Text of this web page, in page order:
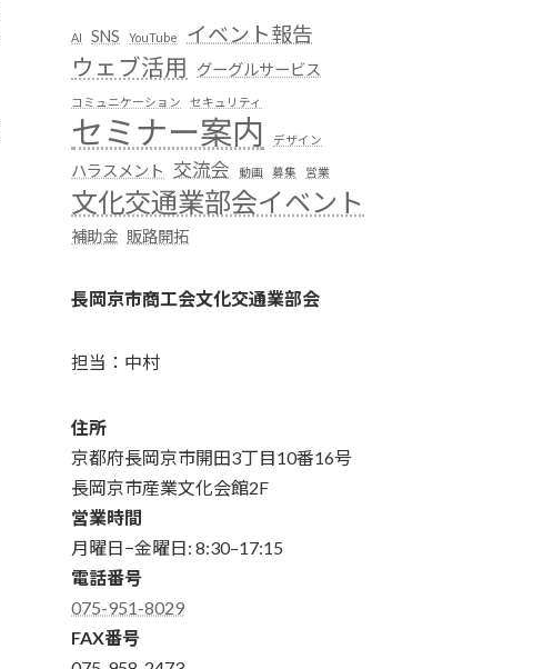
AI SNS YouTube イベント報告
ウェブ活用 グーグルサービス
コミュニケーション セキュリティ
セミナー案内 デザイン
ハラスメント 交流会 動画 募集 営業
文化交通業部会イベント
補助金 販路開拓
長岡京市商工会文化交通業部会
担当：中村
住所
京都府長岡京市開田3丁目10番16号
長岡京市産業文化会館2F
営業時間
月曜日−金曜日: 8:30–17:15
電話番号
075-951-8029
FAX番号